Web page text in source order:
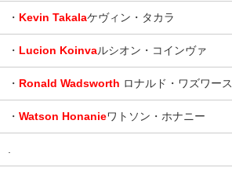
・ Kevin Takalaケヴィン・タカラ
・ Lucion Koinvaルシオン・コインヴァ
・ Ronald Wadsworth ロナルド・ワズワース
・ Watson Honanieワトソン・ホナニー
.